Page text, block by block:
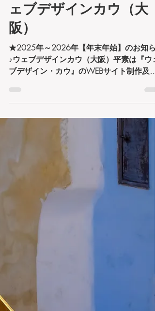
★2025年～2026年【年
末年始】のお知らせ♪ウ
ェブデザインカウ（大
阪）
★2025年～2026年【年末年始】のお知ら
WEBコンサルティングのご利用ありがとう
御座います。2025年12月29日～2025年1
月4日まで休業を取らせていただきます。1
月5日からは平常どうりに営業いたします。